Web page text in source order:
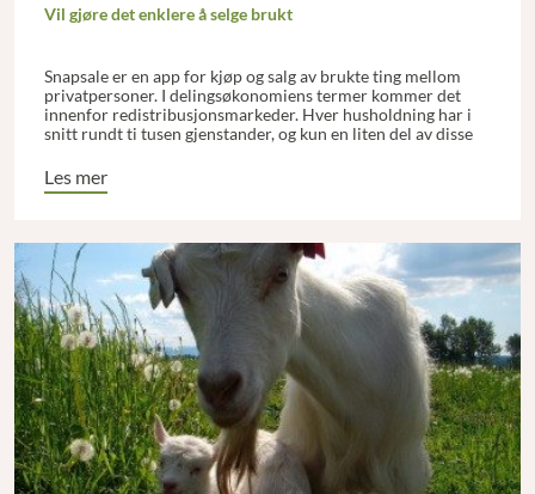
Vil gjøre det enklere å selge brukt
Snapsale er en app for kjøp og salg av brukte ting mellom
privatpersoner. I delingsøkonomiens termer kommer det
innenfor redistribusjonsmarkeder. Hver husholdning har i
snitt rundt ti tusen gjenstander, og kun en liten del av disse
brukt av sin nåværende eier. Da er det smart, både for
selgere, kjøpere, og ikke minst for miljøet, at de blir solgt
Les mer